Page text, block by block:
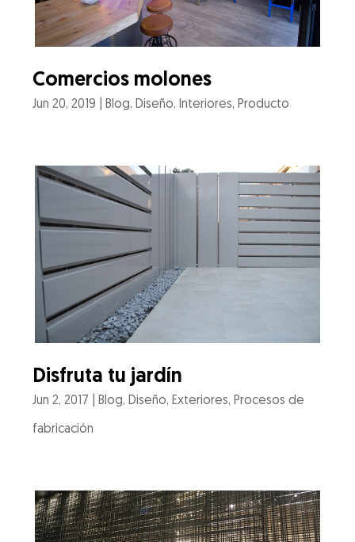
Comercios molones
Jun 20, 2019 Blog, Diseño, Interiores, Producto
Disfruta tu jardín
Jun 2, 2017 Blog, Diseño, Exteriores, Procesos de
fabricación